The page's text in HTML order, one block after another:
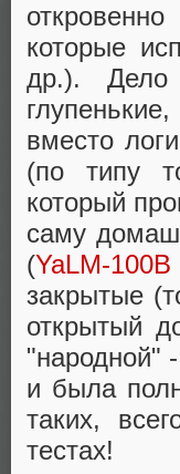
которые
др.). Дело
вместо
(по типу
который
саму
(YaLM-100B
закрытые
открытый
"народной"
и была
таких,
тестах!